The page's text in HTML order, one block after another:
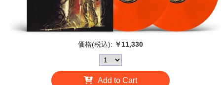
価格(税込): ￥11,330
Add to Cart